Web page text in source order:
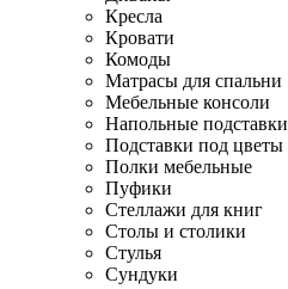
Кресла
Кровати
Комоды
Матрасы для спальни
Мебельные консоли
Напольные подставки
Подставки под цветы
Полки мебельные
Пуфики
Стеллажи для книг
Столы и столики
Стулья
Сундуки